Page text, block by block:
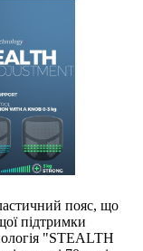
пояс, що
підтримки
"STEALTH